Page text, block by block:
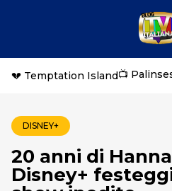
💔 Temptation Island📺
DISNEY+
20 anni di
Disney+